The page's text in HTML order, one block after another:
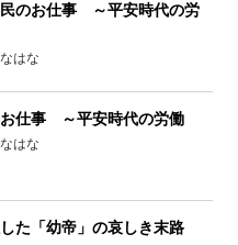
のお仕事 ～平安時代の労
はな
仕事 ～平安時代の労働
はな
た「幼帝」の哀しき末路